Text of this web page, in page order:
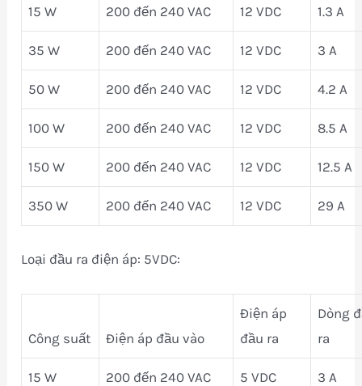
15 W 200 đến 240 VAC 12 VDC 1.3 A
35 W 200 đến 240 VAC 12 VDC 3 A
50 W 200 đến 240 VAC 12 VDC 4.2 A
100 W 200 đến 240 VAC 12 VDC 8.5 A
150 W 200 đến 240 VAC 12 VDC 12.5 A
350 W 200 đến 240 VAC 12 VDC 29 A
Loại đầu ra điện áp: 5VDC:
Công suất Điện áp đầu vào
Điện áp
đầu ra
Dòng
ra
15 W 200 đến 240 VAC 5 VDC 3 A